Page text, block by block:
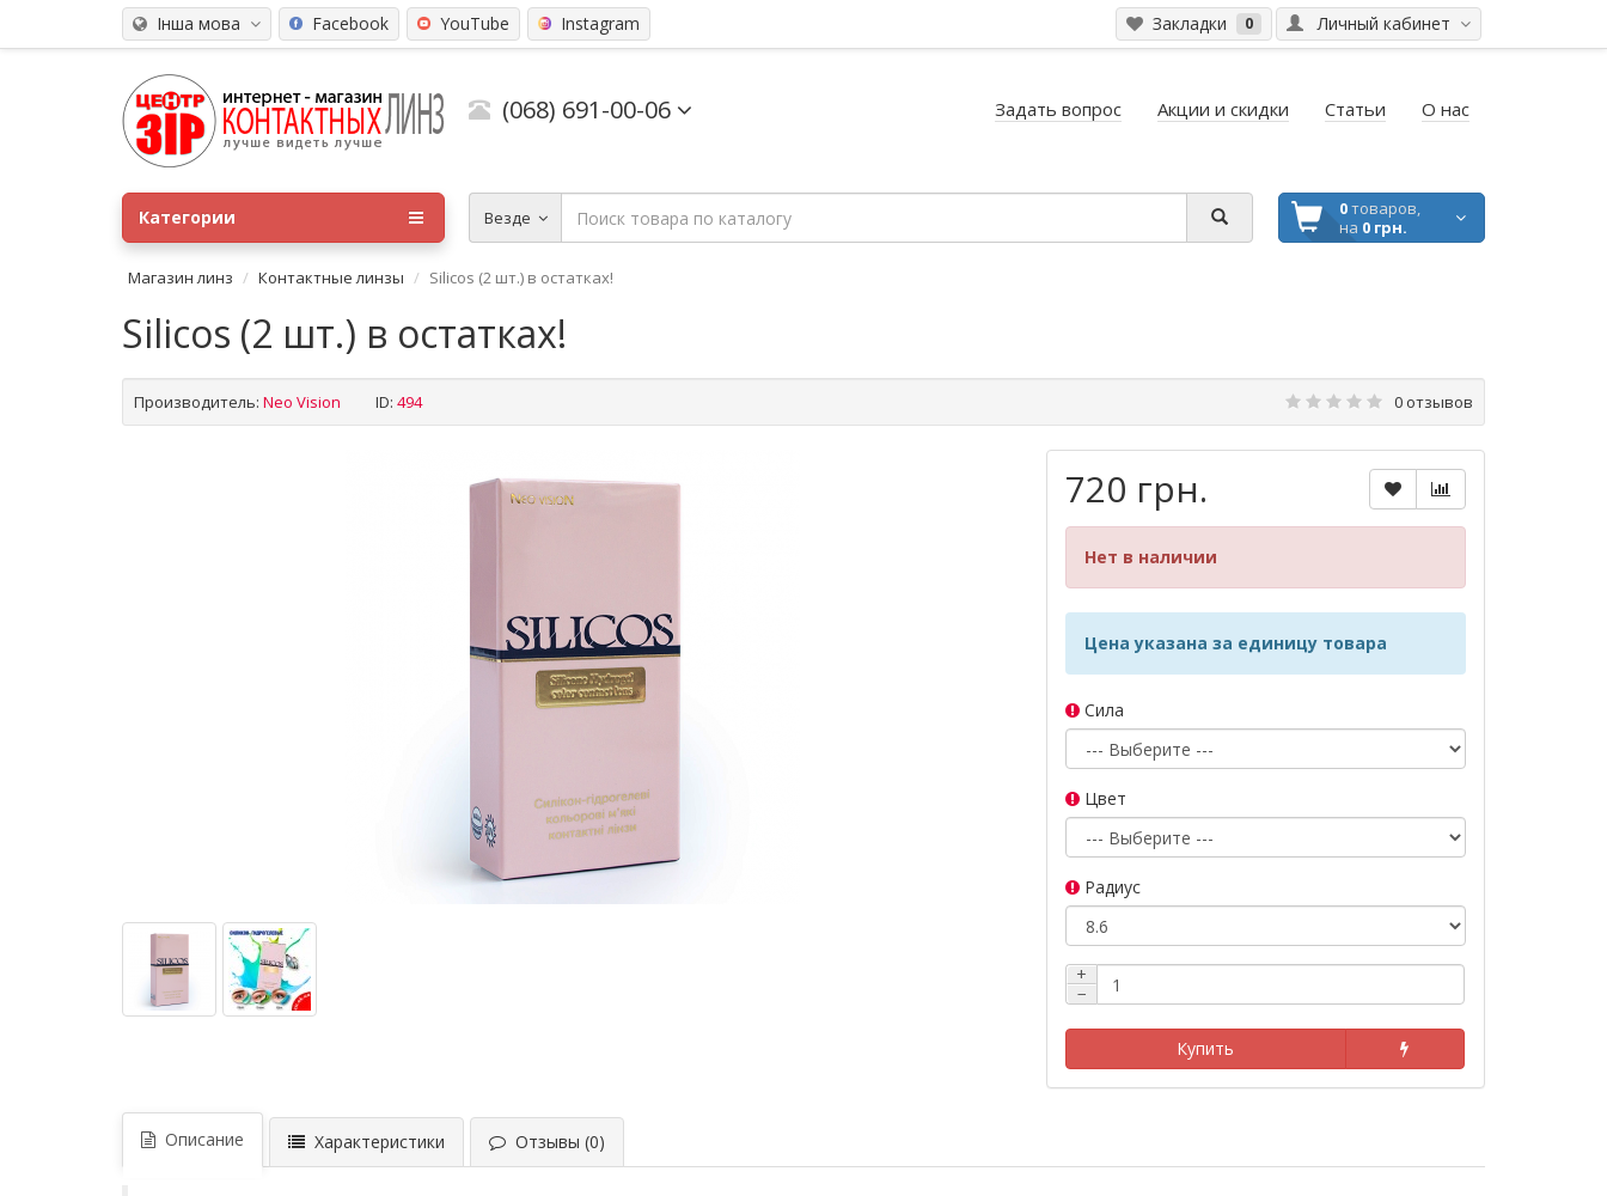
Інша мова Личный кабинет
Закладки 0
Facebook YouTube Instagram
(068) 691-00-06 Задать вопрос Акции и скидки Статьи О нас
Везде 0товаров,
на 0 грн.
Категории
Магазин линз Контактные линзы Silicos (2 шт.) в остатках!
Silicos (2 шт.) в остатках!
Производитель: Neo Vision ID: 494 0 отзывов
720 грн.
Нет в наличии
Цена указана за единицу товара
Сила
Цвет
Радиус
+
−
Купить
Описание Характеристики Отзывы (0)